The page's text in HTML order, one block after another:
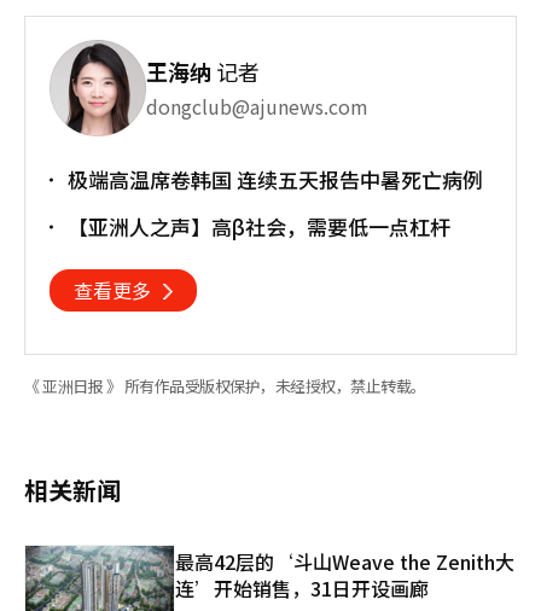
王海纳 记者
dongclub@ajunews.com
极端高温席卷韩国 连续五天报告中暑死亡病例
【亚洲人之声】高β社会，需要低一点杠杆
查看更多
《 亚洲日报 》 所有作品受版权保护，未经授权，禁止转载。
相关新闻
最高42层的‘斗山Weave the Zenith大
连’开始销售，31日开设画廊